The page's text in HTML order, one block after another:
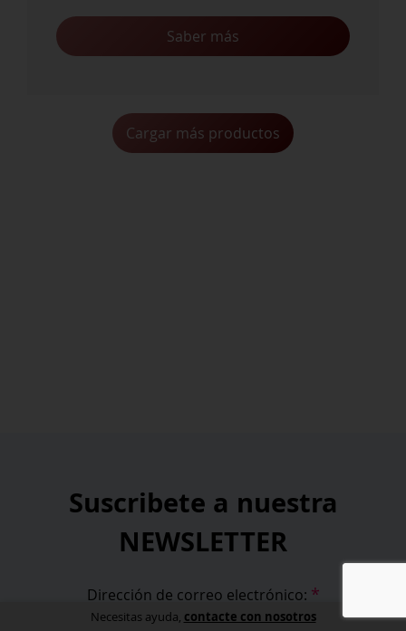
Saber más
Cargar más productos
Suscribete a nuestra
NEWSLETTER
Dirección de correo electrónico: *
Necesitas ayuda, contacte con nosotros